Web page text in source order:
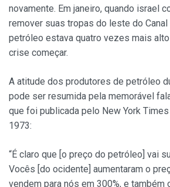
novamente. Em janeiro, quando israel
remover suas tropas do leste do
petróleo estava quatro vezes mais
crise começar.
A atitude dos produtores de petróleo
pode ser resumida pela memorável
que foi publicada pelo New York
1973:
“É claro que [o preço do petróleo] vai
Vocês [do ocidente] aumentaram o
vendem para nós em 300%, e também